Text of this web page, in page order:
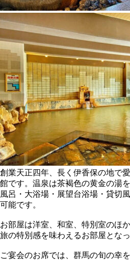
創業天正四年、長く伊香保の地で
館です。温泉は茶褐色の黄金の湯
風呂・大浴場・展望台浴場・貸切
可能です。
お部屋は洋室、和室、特別室のほ
旅の特別感を味わえるお部屋となっ
ご宴会のお席では、群馬の旬の幸